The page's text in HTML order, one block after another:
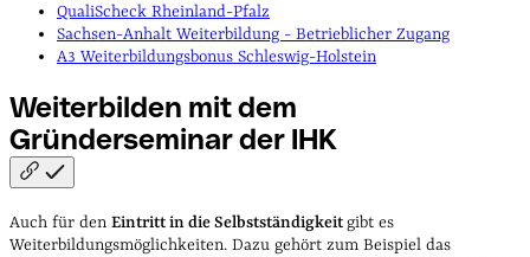
QualiScheck Rheinland-Pfalz
Sachsen-Anhalt Weiterbildung - Betrieblicher Zugang
A3 Weiterbildungsbonus Schleswig-Holstein
Weiterbilden mit dem
Gründerseminar der IHK
Auch für den Eintritt in die Selbstständigkeitgibt es
Weiterbildungsmöglichkeiten. Dazu gehört zum Beispiel das